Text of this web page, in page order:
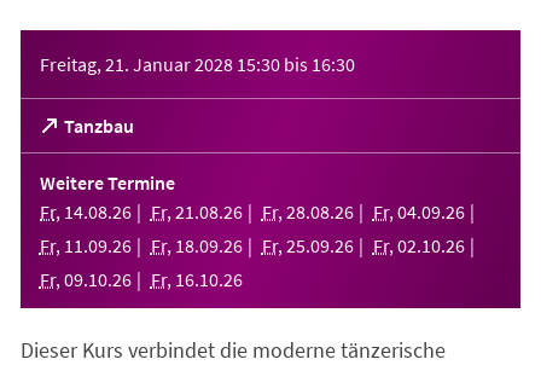
Freitag, 21. Januar 2028 15:30 bis 16:30
Tanzbau
(Öffnet
in
einem
neuen
Tab)
Weitere Termine
Fr, 14.08.26 Fr, 21 .08.26 Fr, 28.08.26 Fr, 04.09.26
Fr, 11 .09.26 Fr, 18.09.26 Fr, 25.09.26 Fr, 02.10.26
Fr, 09.10.26 Fr, 16.10.26
Dieser Kurs verbindet die moderne tänzerische